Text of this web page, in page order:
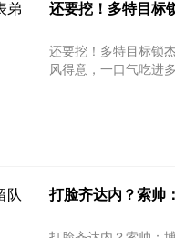
还要挖！多特目标
还要挖！多特目标锁杰拉德表弟 造
风得意，一口气吃进
打脸齐达内？索帅